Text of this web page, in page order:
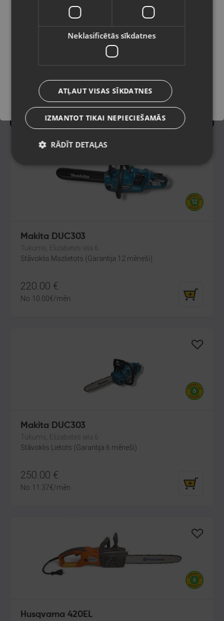
Makita DUC303
Tukums, Elizabetes iela 6
Stāvoklis Mazlietots (Garantija 12 mēneši)
220.00 €
No 10.00€/mēn.
Makita DUC303
Tukums, Elizabetes iela 6
Stāvoklis Lietots (Garantija 6 mēneši)
250.00 €
No 11.37€/mēn.
Husqvarna 420EL
Saglabāt
Neklasificētās sīkdatnes
ATĻAUT VISAS SĪKDATNES
IZMANTOT TIKAI NEPIECIEŠAMĀS
RĀDĪT DETAĻAS